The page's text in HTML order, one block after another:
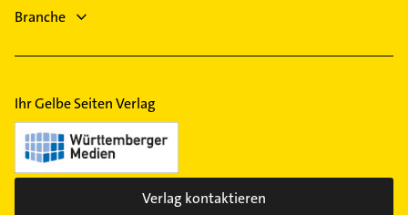
Logopädie
Branche
Ihr Gelbe Seiten Verlag
Verlag kontaktieren